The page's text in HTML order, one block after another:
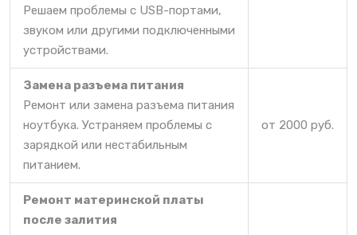
Решаем проблемы с USB-портами,
звуком или другими подключенными
устройствами.
Замена разъема питания
Ремонт или замена разъема питания
ноутбука. Устраняем проблемы с
зарядкой или нестабильным
питанием.
от 2000 руб.
Ремонт материнской платы
после залития